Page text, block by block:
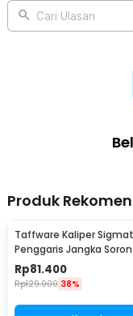
Cari Ulasan
Produk
Taffware Kaliper Sigmat
Penggaris Jangka
Digital LCD 150mm -
Rp81.400
Rp129.900 38%